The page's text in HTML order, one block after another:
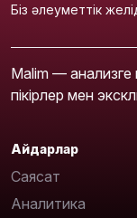
Біз әлеуметтік
Malim — анализге
пікірлер мен
Айдарлар
Саясат
Аналитика